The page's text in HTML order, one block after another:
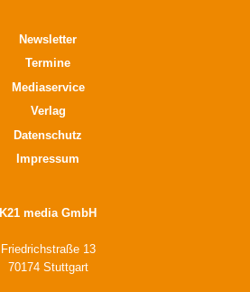
Newsletter
Termine
Mediaservice
Verlag
Datenschutz
Impressum
K21 media GmbH
Friedrichstraße 13
70174 Stuttgart